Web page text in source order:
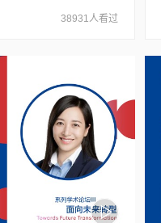
38931人看过